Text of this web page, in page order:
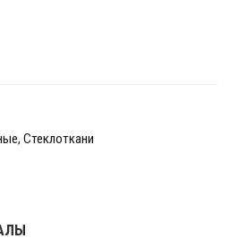
, Стеклоткани